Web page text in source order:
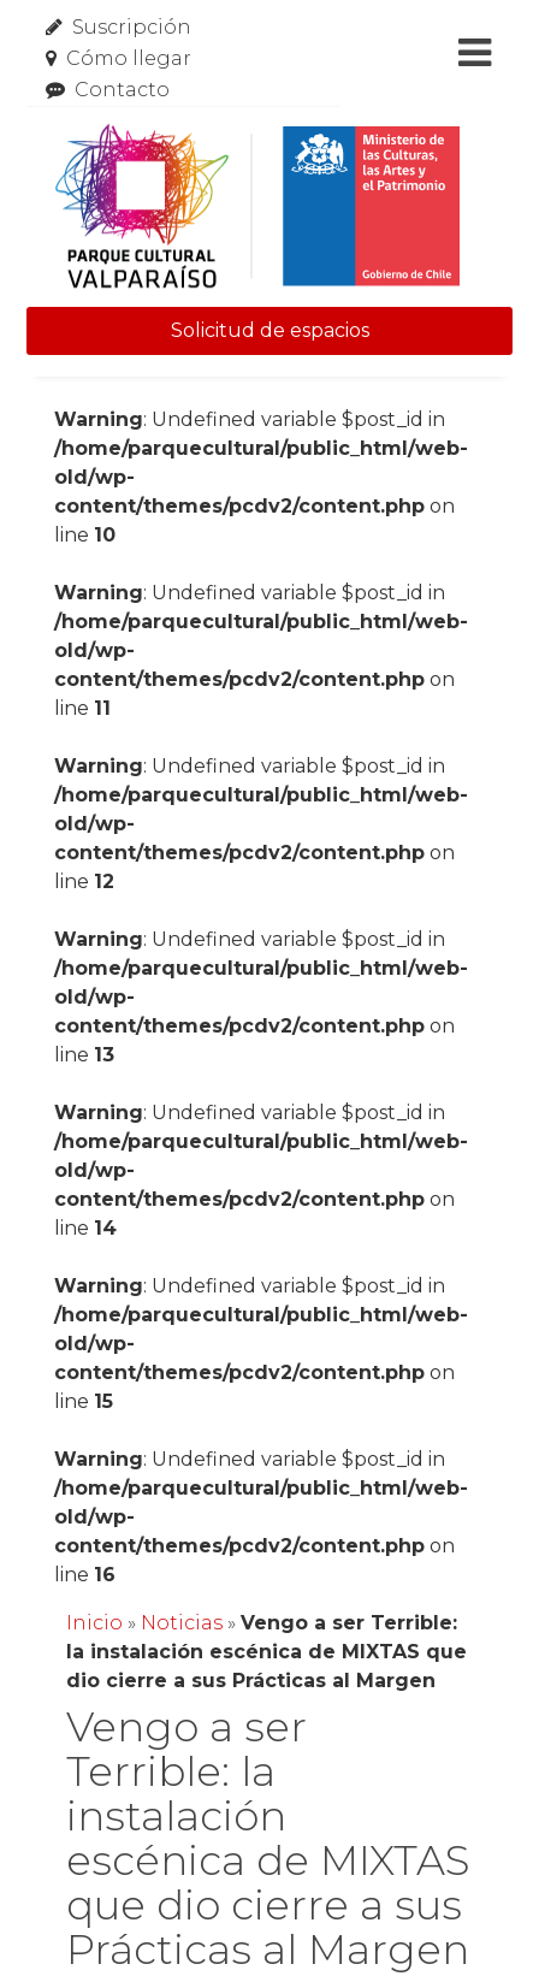
Suscripción
Cómo llegar
Contacto
Solicitud de espacios
Warning: Undefined variable $post_id in
/home/parquecultural/public_html/web-
old/wp-
content/themes/pcdv2/content.phpon
line 10
Warning: Undefined variable $post_id in
/home/parquecultural/public_html/web-
old/wp-
content/themes/pcdv2/content.phpon
line 11
Warning: Undefined variable $post_id in
/home/parquecultural/public_html/web-
old/wp-
content/themes/pcdv2/content.phpon
line 12
Warning: Undefined variable $post_id in
/home/parquecultural/public_html/web-
old/wp-
content/themes/pcdv2/content.phpon
line 13
Warning: Undefined variable $post_id in
/home/parquecultural/public_html/web-
old/wp-
content/themes/pcdv2/content.phpon
line 14
Warning: Undefined variable $post_id in
/home/parquecultural/public_html/web-
old/wp-
content/themes/pcdv2/content.phpon
line 15
Warning: Undefined variable $post_id in
/home/parquecultural/public_html/web-
old/wp-
content/themes/pcdv2/content.phpon
line 16
Inicio » Noticias» Vengo a ser Terrible:
la instalación escénica de MIXTAS que
dio cierre a sus Prácticas al Margen
Vengo a ser
Terrible: la
instalación
escénica de MIXTAS
que dio cierre a sus
Prácticas al Margen